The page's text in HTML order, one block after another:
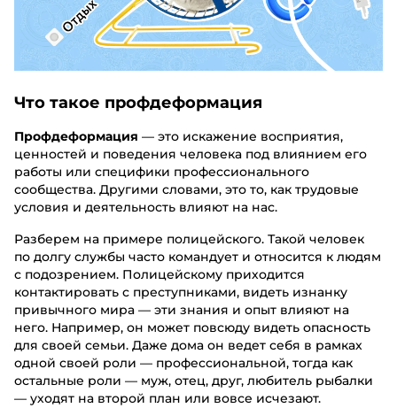
Что такое профдеформация
Профдеформация — это искажение восприятия,
ценностей и поведения человека под влиянием его
работы или специфики профессионального
сообщества. Другими словами, это то, как трудовые
условия и деятельность влияют на нас.
Разберем на примере полицейского. Такой человек
по долгу службы часто командует и относится к людям
с подозрением. Полицейскому приходится
контактировать с преступниками, видеть изнанку
привычного мира — эти знания и опыт влияют на
него. Например, он может повсюду видеть опасность
для своей семьи. Даже дома он ведет себя в рамках
одной своей роли — профессиональной, тогда как
остальные роли — муж, отец, друг, любитель рыбалки
— уходят на второй план или вовсе исчезают.